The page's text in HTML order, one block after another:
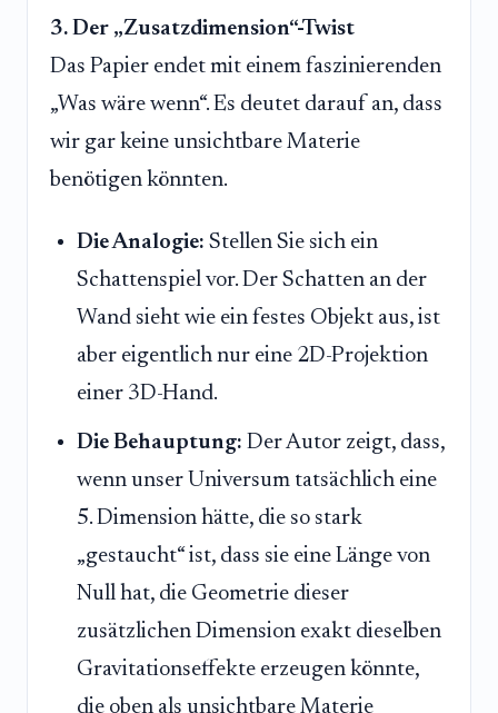
3. Der „Zusatzdimension“-Twist
Das Papier endet mit einem faszinierenden
„Was wäre wenn“. Es deutet darauf an, dass
wir gar keine unsichtbare Materie
benötigen könnten.
Die Analogie: Stellen Sie sich ein
Schattenspiel vor. Der Schatten an der
Wand sieht wie ein festes Objekt aus, ist
aber eigentlich nur eine 2D-Projektion
einer 3D-Hand.
Die Behauptung: Der Autor zeigt, dass,
wenn unser Universum tatsächlich eine
5. Dimension hätte, die so stark
„gestaucht“ ist, dass sie eine Länge von
Null hat, die Geometrie dieser
zusätzlichen Dimension exakt dieselben
Gravitationseffekte erzeugen könnte,
die oben als unsichtbare Materie